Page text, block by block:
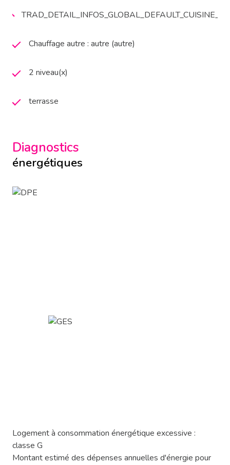
Chauffage autre : autre (autre)
2 niveau(x)
terrasse
Diagnostics
énergétiques
Logement à consommation énergétique excessive :
classe G
Montant estimé des dépenses annuelles d'énergie pour